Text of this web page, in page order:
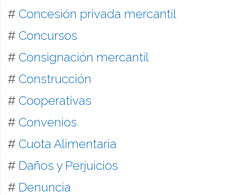
# Concesión privada mercantil
# Concursos
# Consignación mercantil
# Construcción
# Cooperativas
# Convenios
# Cuota Alimentaria
# Daños y Perjuicios
# Denuncia